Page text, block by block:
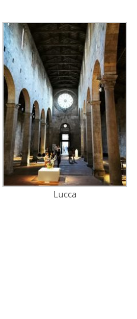
Lucca